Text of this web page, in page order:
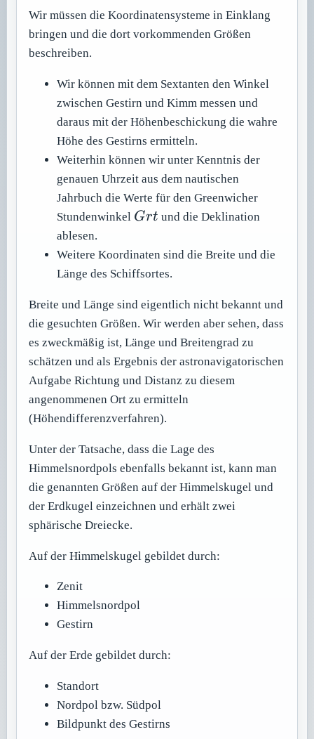
Wir müssen die Koordinatensysteme in Einklang
bringen und die dort vorkommenden Größen
beschreiben.
Wir können mit dem Sextanten den Winkel
zwischen Gestirn und Kimm messen und
daraus mit der Höhenbeschickung die wahre
Höhe des Gestirns ermitteln.
Weiterhin können wir unter Kenntnis der
genauen Uhrzeit aus dem nautischen
Jahrbuch die Werte für den Greenwicher
Stundenwinkel Grt
Grt und die Deklination
ablesen.
Weitere Koordinaten sind die Breite und die
Länge des Schiffsortes.
Breite und Länge sind eigentlich nicht bekannt und
die gesuchten Größen. Wir werden aber sehen, dass
es zweckmäßig ist, Länge und Breitengrad zu
schätzen und als Ergebnis der astronavigatorischen
Aufgabe Richtung und Distanz zu diesem
angenommenen Ort zu ermitteln
(Höhendifferenzverfahren).
Unter der Tatsache, dass die Lage des
Himmelsnordpols ebenfalls bekannt ist, kann man
die genannten Größen auf der Himmelskugel und
der Erdkugel einzeichnen und erhält zwei
sphärische Dreiecke.
Auf der Himmelskugel gebildet durch:
Zenit
Himmelsnordpol
Gestirn
Auf der Erde gebildet durch:
Standort
Nordpol bzw. Südpol
Bildpunkt des Gestirns